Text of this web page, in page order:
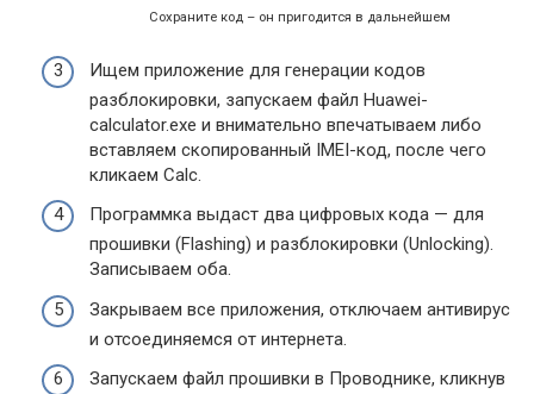
Сохраните код – он пригодится в дальнейшем
Ищем приложение для генерации кодов
разблокировки, запускаем файл Huawei-
calculator.exe и внимательно впечатываем либо
вставляем скопированный IMEI-код, после чего
кликаем Calc.
Программка выдаст два цифровых кода — для
прошивки (Flashing) и разблокировки (Unlocking).
Записываем оба.
Закрываем все приложения, отключаем антивирус
и отсоединяемся от интернета.
Запускаем файл прошивки в Проводнике, кликнув